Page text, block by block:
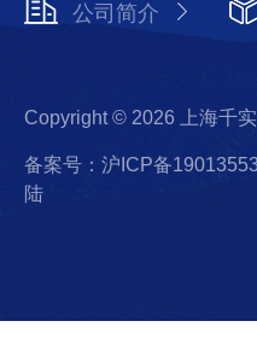
公司简介
Copyright © 2026 上海千
备案号：沪ICP备
陆